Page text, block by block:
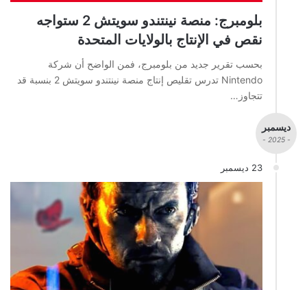
بلومبرج: منصة نينتندو سويتش 2 ستواجه
نقص في الإنتاج بالولايات المتحدة
بحسب تقرير جديد من بلومبرج، فمن الواضح أن شركة
Nintendo تدرس تقليص إنتاج منصة نينتندو سويتش 2 بنسبة قد
تتجاوز…
ديسمبر
- 2025 -
23 ديسمبر